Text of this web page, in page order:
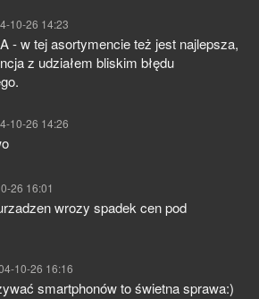
10-26 14:23
- w tej asortymencie też jest najlepsza,
z udziałem bliskim błędu
10-26 14:26
26 16:01
wrozy spadek cen pod
10-26 16:16
smartphonów to świetna sprawa:)